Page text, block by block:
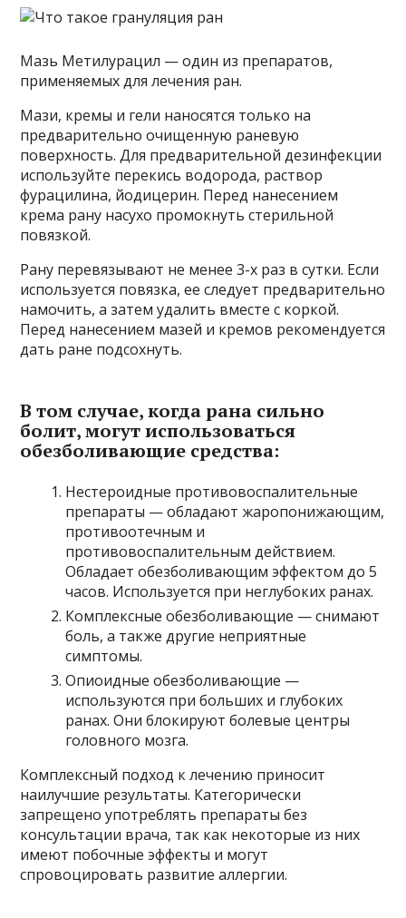
Мазь Метилурацил — один из препаратов,
применяемых для лечения ран.
Мази, кремы и гели наносятся только на
предварительно очищенную раневую
поверхность. Для предварительной дезинфекции
используйте перекись водорода, раствор
фурацилина, йодицерин. Перед нанесением
крема рану насухо промокнуть стерильной
повязкой.
Рану перевязывают не менее 3-х раз в сутки. Если
используется повязка, ее следует предварительно
намочить, а затем удалить вместе с коркой.
Перед нанесением мазей и кремов рекомендуется
дать ране подсохнуть.
В том случае, когда рана сильно
болит, могут использоваться
обезболивающие средства:
Нестероидные противовоспалительные
препараты — обладают жаропонижающим,
противоотечным и
противовоспалительным действием.
Обладает обезболивающим эффектом до 5
часов. Используется при неглубоких ранах.
Комплексные обезболивающие — снимают
боль, а также другие неприятные
симптомы.
Опиоидные обезболивающие —
используются при больших и глубоких
ранах. Они блокируют болевые центры
головного мозга.
Комплексный подход к лечению приносит
наилучшие результаты. Категорически
запрещено употреблять препараты без
консультации врача, так как некоторые из них
имеют побочные эффекты и могут
спровоцировать развитие аллергии.